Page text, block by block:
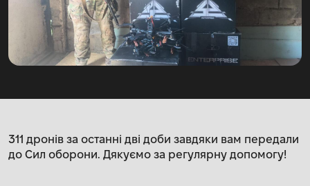
311 дронів за останні дві доби завдяки вам передали
до Сил оборони. Дякуємо за регулярну допомогу!